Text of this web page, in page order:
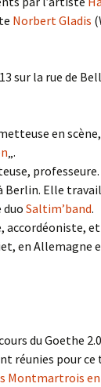
Norbert Gladis
sur la rue de
en
„.
Berlin. Elle
duo Saltim’band.
en Allemagne
du Goethe
réunies pour ce
Montmartrois